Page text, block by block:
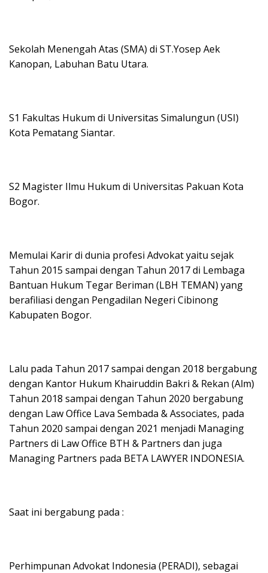
Sekolah Menengah Atas (SMA) di ST.Yosep Aek
Kanopan, Labuhan Batu Utara.
S1 Fakultas Hukum di Universitas Simalungun (USI)
Kota Pematang Siantar.
S2 Magister Ilmu Hukum di Universitas Pakuan Kota
Bogor.
Memulai Karir di dunia profesi Advokat yaitu sejak
Tahun 2015 sampai dengan Tahun 2017 di Lembaga
Bantuan Hukum Tegar Beriman (LBH TEMAN) yang
berafiliasi dengan Pengadilan Negeri Cibinong
Kabupaten Bogor.
Lalu pada Tahun 2017 sampai dengan 2018 bergabung
dengan Kantor Hukum Khairuddin Bakri & Rekan (Alm)
Tahun 2018 sampai dengan Tahun 2020 bergabung
dengan Law Office Lava Sembada & Associates, pada
Tahun 2020 sampai dengan 2021 menjadi Managing
Partners di Law Office BTH & Partners dan juga
Managing Partners pada BETA LAWYER INDONESIA.
Saat ini bergabung pada :
Perhimpunan Advokat Indonesia (PERADI), sebagai